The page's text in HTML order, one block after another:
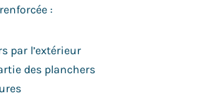
:
par l’extérieur
des planchers